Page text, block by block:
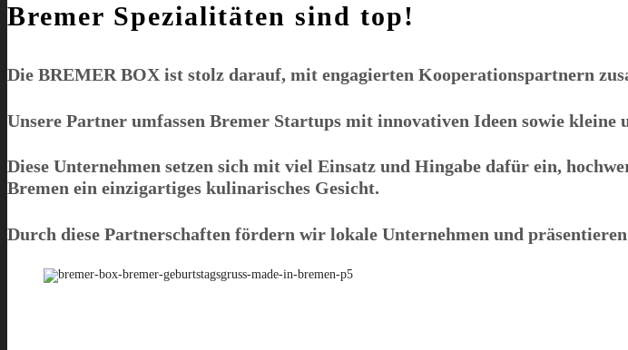
Bremer Spezialitäten sind top!
Die BREMER BOX ist stolz darauf, mit engagierten Kooperationspartnern
Unsere Partner umfassen Bremer Startups mit innovativen Ideen sowie
Diese Unternehmen setzen sich mit viel Einsatz und Hingabe dafür ein,
Bremen ein einzigartiges kulinarisches Gesicht.
Durch diese Partnerschaften fördern wir lokale Unternehmen und